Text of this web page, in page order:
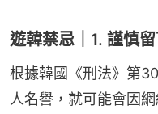
遊韓禁忌｜1. 謹慎
根據韓國《刑法》第
人名譽，就可能會因